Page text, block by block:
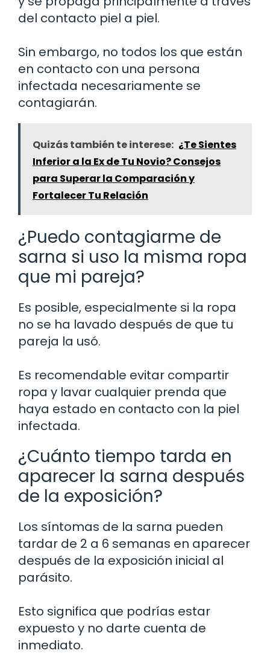
del contacto piel a piel.
Sin embargo, no todos los que están
en contacto con una persona
infectada necesariamente se
contagiarán.
Quizás también te interese: ¿Te Sientes
Inferior a la Ex de Tu Novio? Consejos
para Superar la Comparación y
Fortalecer Tu Relación
¿Puedo contagiarme de
sarna si uso la misma ropa
que mi pareja?
Es posible, especialmente si la ropa
no se ha lavado después de que tu
pareja la usó.
Es recomendable evitar compartir
ropa y lavar cualquier prenda que
haya estado en contacto con la piel
infectada.
¿Cuánto tiempo tarda en
aparecer la sarna después
de la exposición?
Los síntomas de la sarna pueden
tardar de 2 a 6 semanas en aparecer
después de la exposición inicial al
parásito.
Esto significa que podrías estar
expuesto y no darte cuenta de
inmediato.